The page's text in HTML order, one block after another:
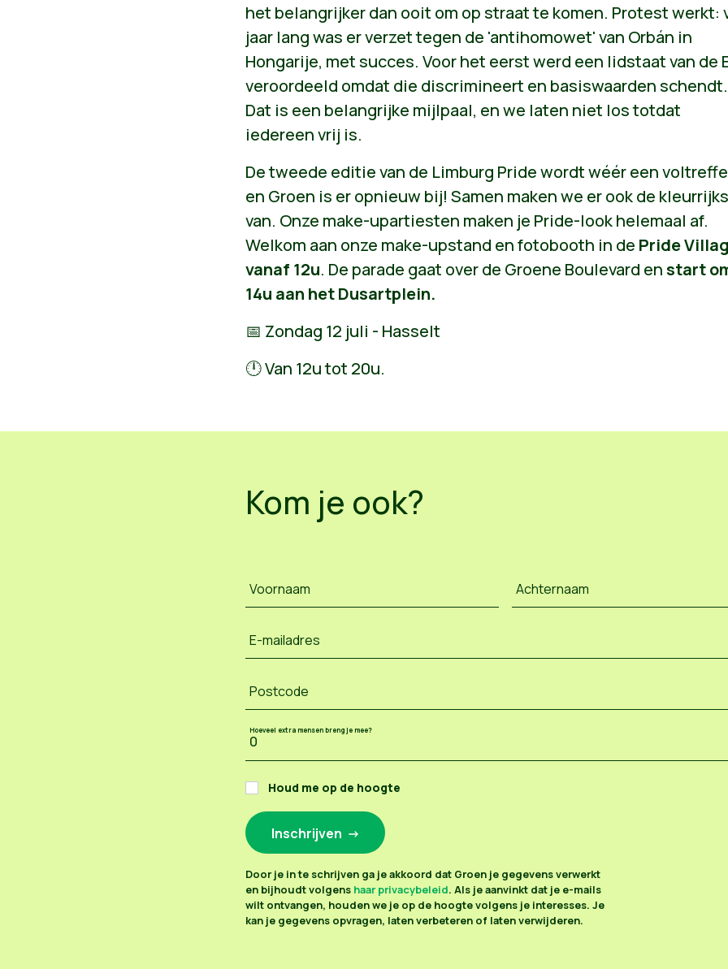
het belangrijker dan ooit om op straat te komen. Protest werkt:
jaar lang was er verzet tegen de 'antihomowet' van Orbán in
Hongarije, met succes. Voor het eerst werd een lidstaat van de
veroordeeld omdat die discrimineert en basiswaarden schendt.
Dat is een belangrijke mijlpaal, en we laten niet los totdat
iedereen vrij is.
De tweede editie van de Limburg Pride wordt wéér een
en Groen is er opnieuw bij! Samen maken we er ook de
van. Onze make-upartiesten maken je Pride-look helemaal af.
Welkom aan onze make-upstand en fotobooth in de Pride
vanaf 12u. De parade gaat over de Groene Boulevard enstart
14u aan het Dusartplein.
📅 Zondag 12 juli - Hasselt
🕛 Van 12u tot 20u.
Kom je ook?
Voornaam Achternaam
E-mailadres
Postcode
Hoeveel extra mensen breng je mee?
Houd me op de hoogte
Door je in te schrijven ga je akkoord dat Groen je gegevens verwerkt
en bijhoudt volgens haar privacybeleid. Als je aanvinkt dat je e-mails
wilt ontvangen, houden we je op de hoogte volgens je interesses. Je
kan je gegevens opvragen, laten verbeteren of laten verwijderen.